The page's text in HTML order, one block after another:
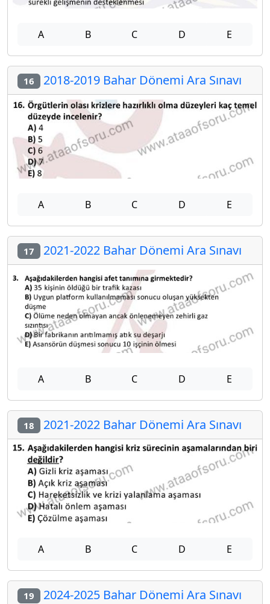
A B C D E
16 2018-2019 Bahar Dönemi Ara Sınavı
A B C D E
17 2021-2022 Bahar Dönemi Ara Sınavı
A B C D E
18 2021-2022 Bahar Dönemi Ara Sınavı
A B C D E
19 2024-2025 Bahar Dönemi Ara Sınavı